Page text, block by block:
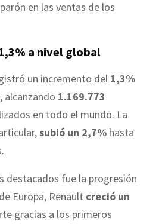
en las ventas de los
a nivel global
un incremento del 1,3%
, alcanzando 1.169.773
en todo el mundo. La
subió un 2,7% hasta
destacados fue la progresión
Europa, Renault creció un
gracias a los primeros